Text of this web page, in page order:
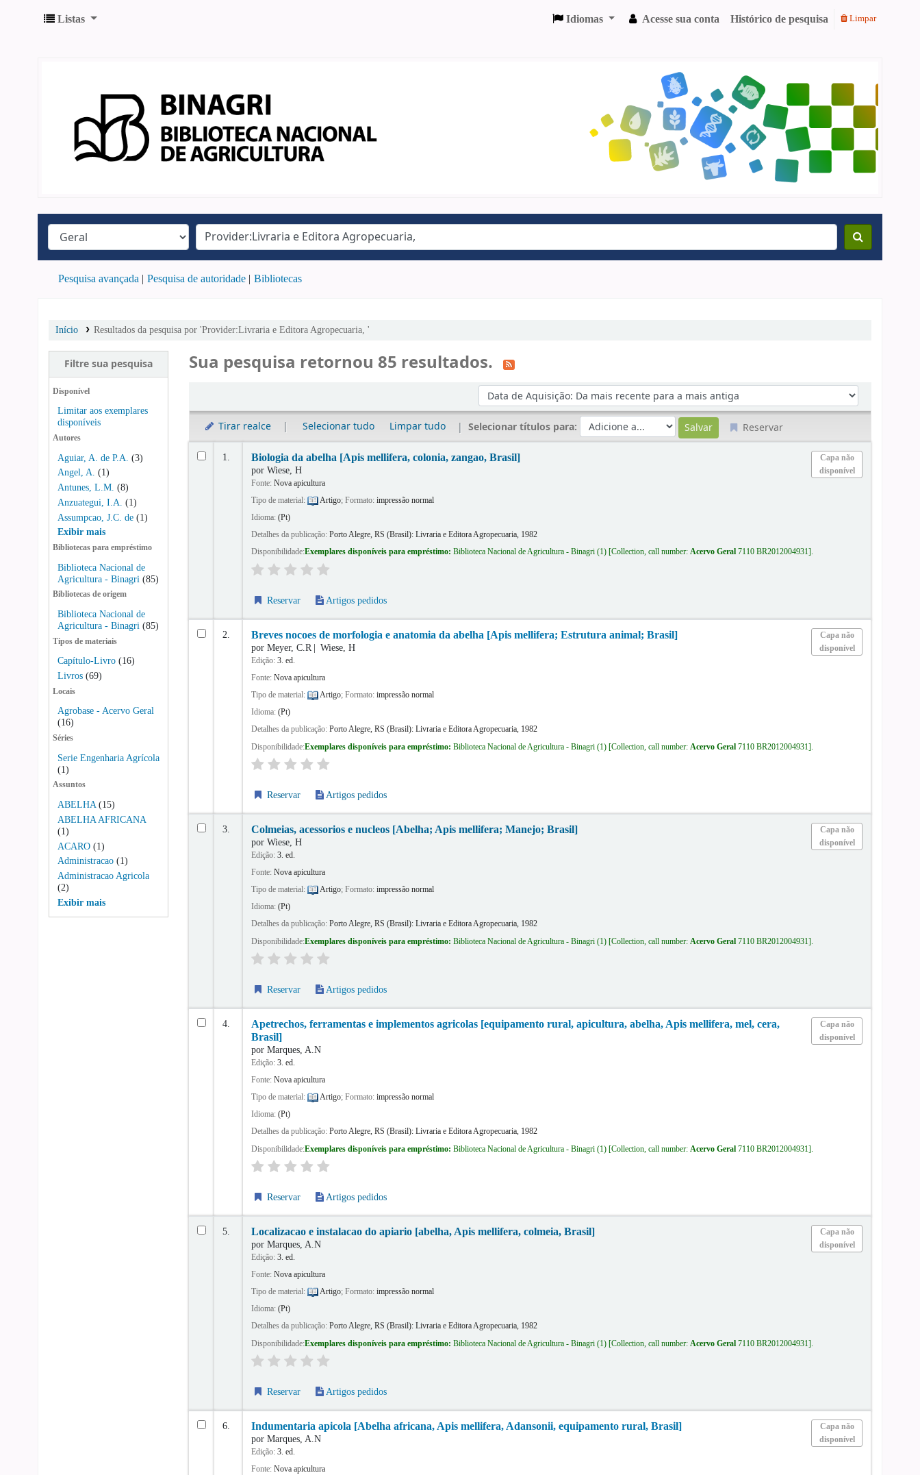
Listas Idiomas Acesse sua conta Histórico de pesquisa Limpar
Pesquisa avançada Pesquisa de autoridade Bibliotecas
Início Resultados da pesquisa por 'Provider:Livraria e Editora Agropecuaria, '
Filtre sua pesquisa
Disponível
Limitar aos exemplares
disponíveis
Autores
Aguiar, A. de P.A. (3)
Angel, A. (1)
Antunes, L.M. (8)
Anzuategui, I.A. (1)
Assumpcao, J.C. de (1)
Exibir mais
Bibliotecas para empréstimo
Biblioteca Nacional de
Agricultura - Binagri (85)
Bibliotecas de origem
Biblioteca Nacional de
Agricultura - Binagri (85)
Tipos de materiais
Capítulo-Livro (16)
Livros (69)
Locais
Agrobase - Acervo Geral
(16)
Séries
Serie Engenharia Agrícola
(1)
Assuntos
ABELHA (15)
ABELHA AFRICANA
(1)
ACARO (1)
Administracao (1)
Administracao Agricola
(2)
Exibir mais
Sua pesquisa retornou 85 resultados.
Ordenar por:
Tirar realce Selecionar tudo Limpar tudo Selecionar títulos para: Reservar
Resultados
1.
Capa não
disponível
Biologia da abelha [Apis mellifera, colonia, zangao, Brasil]
porWiese, H
Fonte:Nova apicultura
Tipo de material:
Artigo; Formato:impressão normal
Idioma:(Pt)
Detalhes da publicação:Porto Alegre, RS (Brasil):Livraria e Editora Agropecuaria, 1982
Disponibilidade:Exemplares disponíveis para empréstimo:Biblioteca Nacional de Agricultura - Binagri (1) Collection, call number:Acervo Geral7110 BR2012004931 .
Reservar Artigos pedidos
2.
Capa não
disponível
Breves nocoes de morfologia e anatomia da abelha [Apis mellifera; Estrutura animal; Brasil]
porMeyer, C.R Wiese, H
Edição:3. ed.
Fonte:Nova apicultura
Tipo de material:
Artigo; Formato:impressão normal
Idioma:(Pt)
Detalhes da publicação:Porto Alegre, RS (Brasil):Livraria e Editora Agropecuaria, 1982
Disponibilidade:Exemplares disponíveis para empréstimo:Biblioteca Nacional de Agricultura - Binagri (1) Collection, call number: Acervo Geral7110 BR2012004931
Reservar Artigos pedidos
3.
Capa não
disponível
Colmeias, acessorios e nucleos [Abelha; Apis mellifera; Manejo; Brasil]
porWiese, H
Edição:3. ed.
Fonte:Nova apicultura
Tipo de material:
Artigo; Formato:impressão normal
Idioma:(Pt)
Detalhes da publicação:Porto Alegre, RS (Brasil):Livraria e Editora Agropecuaria, 1982
Disponibilidade:Exemplares disponíveis para empréstimo:Biblioteca Nacional de Agricultura - Binagri (1) Collection, call number: Acervo Geral7110 BR2012004931
Reservar Artigos pedidos
4.
Capa não
disponível
Apetrechos, ferramentas e implementos agricolas [equipamento rural, apicultura, abelha, Apis mellifera, mel, cera,
Brasil]
porMarques, A.N
Edição:3. ed.
Fonte:Nova apicultura
Tipo de material:
Artigo; Formato:impressão normal
Idioma:(Pt)
Detalhes da publicação:Porto Alegre, RS (Brasil):Livraria e Editora Agropecuaria, 1982
Disponibilidade:Exemplares disponíveis para empréstimo:Biblioteca Nacional de Agricultura - Binagri (1) Collection, call number: Acervo Geral7110 BR2012004931
Reservar Artigos pedidos
5.
Capa não
disponível
Localizacao e instalacao do apiario [abelha, Apis mellifera, colmeia, Brasil]
porMarques, A.N
Edição:3. ed.
Fonte:Nova apicultura
Tipo de material:
Artigo; Formato:impressão normal
Idioma:(Pt)
Detalhes da publicação:Porto Alegre, RS (Brasil):Livraria e Editora Agropecuaria, 1982
Disponibilidade:Exemplares disponíveis para empréstimo:Biblioteca Nacional de Agricultura - Binagri (1) Collection, call number: Acervo Geral7110 BR2012004931
Reservar Artigos pedidos
6.
Capa não
disponível
Indumentaria apicola [Abelha africana, Apis mellifera, Adansonii, equipamento rural, Brasil]
porMarques, A.N
Edição:3. ed.
Fonte:Nova apicultura